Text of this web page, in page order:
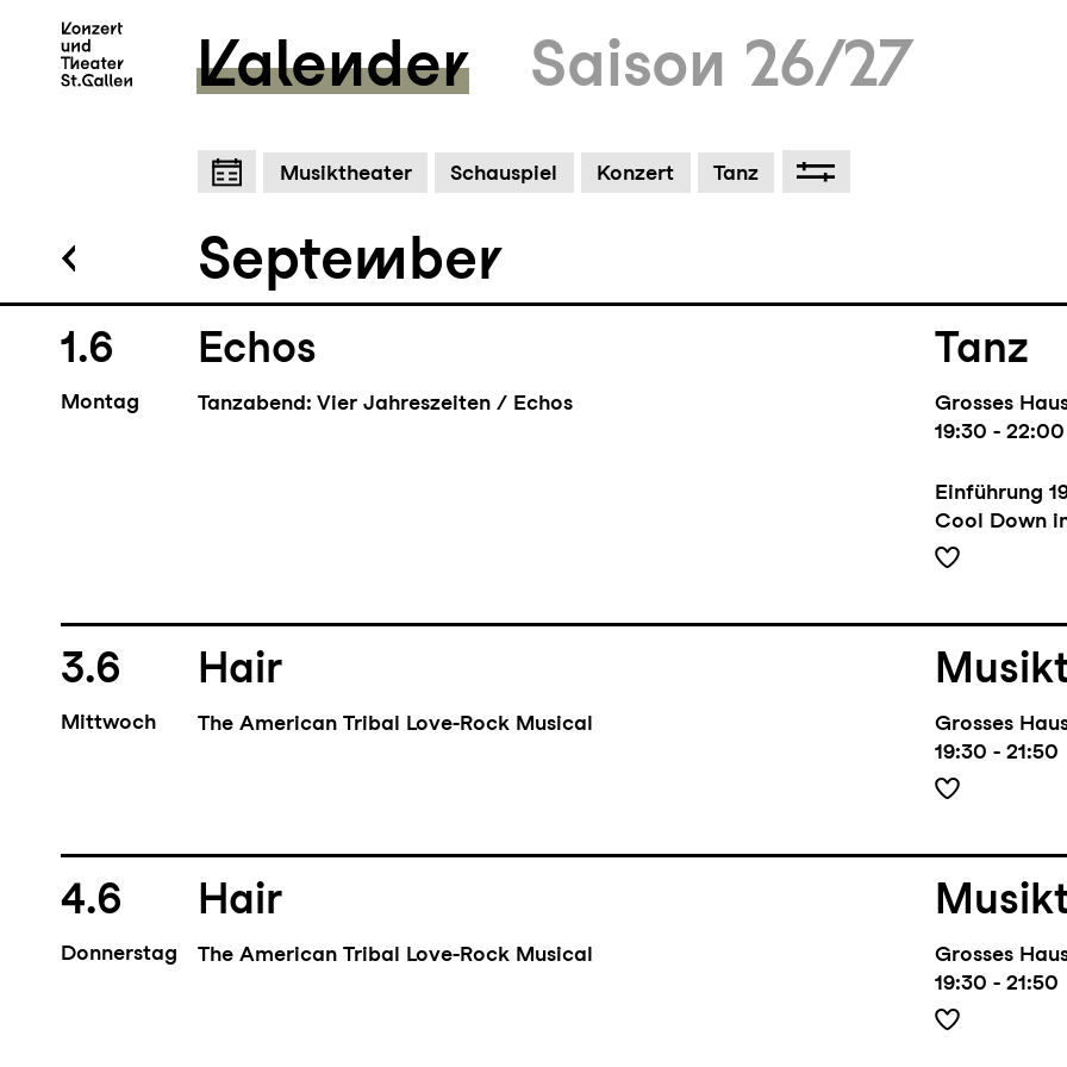
Zum Hauptinhalt springen Zum Footer springen
Kalender Saison 26/27
Musiktheater Schauspiel Konzert Tanz
September
WAU WOW
1.6
Montag
Echos
Tanzabend: Vier Jahreszeiten / Echos
Tanz
Grosses
19:30 - 22:00
Einführung
Cool Down
3.6
Mittwoch
Hair
The American Tribal Love-Rock Musical
Grosses
19:30 - 21:50
4.6
Donnerstag
Hair
The American Tribal Love-Rock Musical
Grosses
19:30 - 21:50